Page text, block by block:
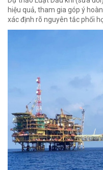
hiệu quả, tham gia góp ý
xác định rõ nguyên tắc phối